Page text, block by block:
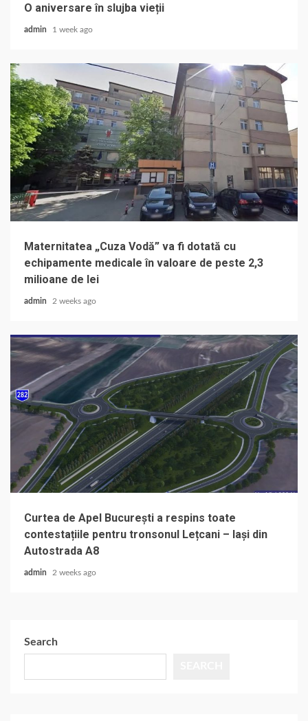
O aniversare în slujba vieții
admin 1 week ago
Maternitatea „Cuza Vodă” va fi dotată cu
echipamente medicale în valoare de peste 2,3
milioane de lei
admin 2 weeks ago
Curtea de Apel București a respins toate
contestațiile pentru tronsonul Lețcani – Iași din
Autostrada A8
admin 2 weeks ago
Search